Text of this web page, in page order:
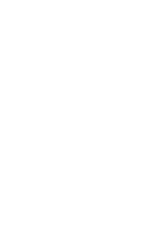
(RNA): A05431
M00740